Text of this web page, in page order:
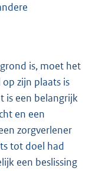
is, moet het
zijn plaats is
is een belangrijk
en een
zorgverlener
tot doel had
een beslissing